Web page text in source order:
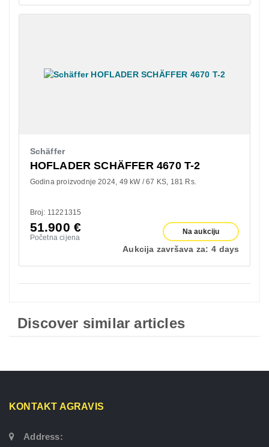
Schäffer
HOFLADER SCHÄFFER 4670 T-2
Godina proizvodnje 2024 49 kW / 67 KS 181 Rs.
Broj: 11221315
51.900 €
Početna cijena
Na aukciju
Aukcija završava za: 4 days
Discover similar articles
KONTAKT AGRAVIS
Address: